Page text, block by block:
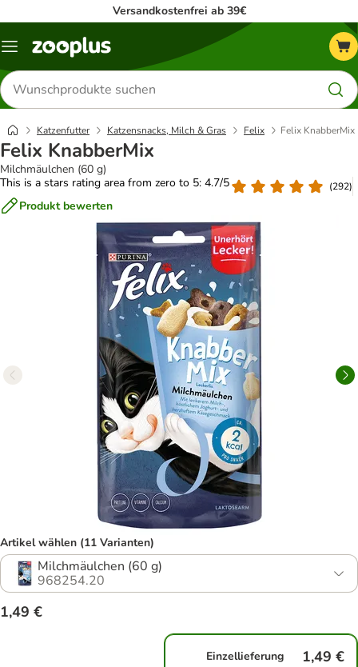
Versandkostenfrei ab 39€
Menü
Produkte
suchen
Katzenfutter Katzensnacks, Milch & Gras Felix Felix KnabberMix
Felix KnabberMix
Milchmäulchen (60 g)
This is a stars rating area from zero to 5: 4.7/5
(292)
Produkt bewerten
Artikel wählen (11 Varianten)
Milchmäulchen (60 g)
968254.20
1,49 €
Einzellieferung 1,49 €